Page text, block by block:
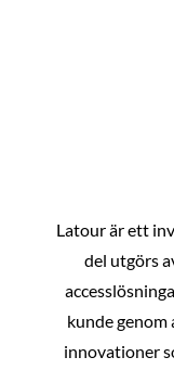
Latour är ett
del utgörs
kunde genom
innovationer